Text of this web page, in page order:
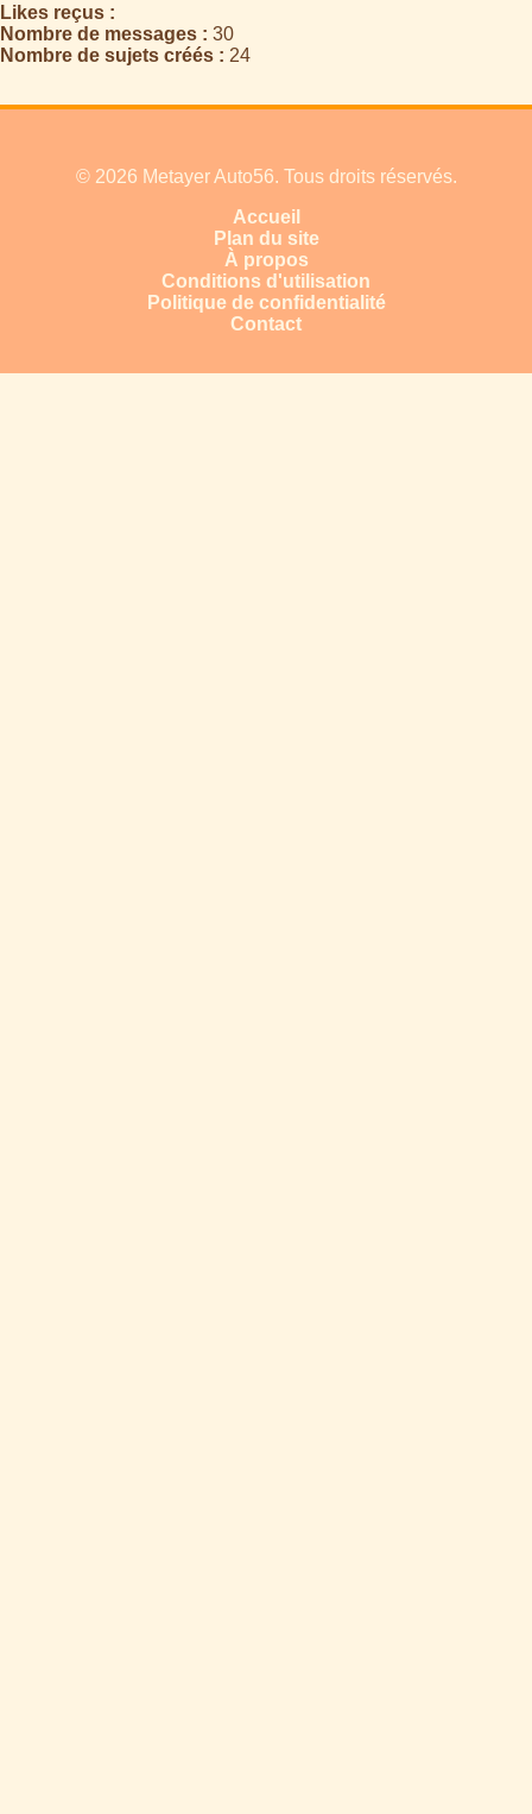
Likes reçus :
Nombre de messages : 30
Nombre de sujets créés : 24
© 2026 Metayer Auto56. Tous droits réservés.
Accueil
Plan du site
À propos
Conditions d'utilisation
Politique de confidentialité
Contact